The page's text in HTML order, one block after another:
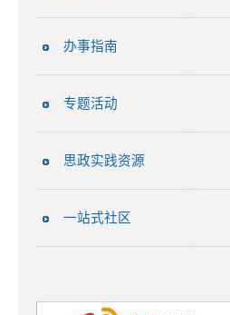
办事指南
专题活动
思政实践资源
一站式社区